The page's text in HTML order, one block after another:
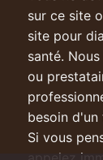
sur ce site
site pour
santé.
ou
besoin
Si vous